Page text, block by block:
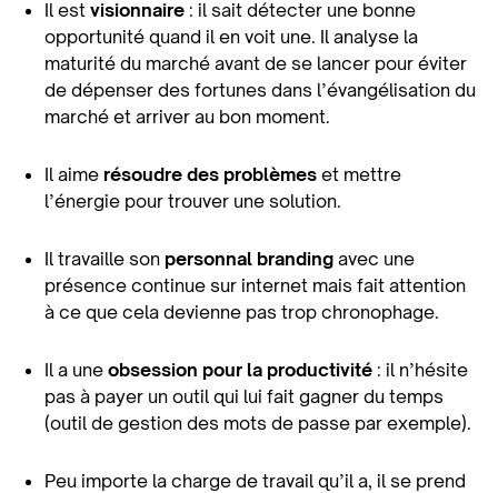
Il est visionnaire : il sait détecter une bonne
opportunité quand il en voit une. Il analyse la
maturité du marché avant de se lancer pour éviter
de dépenser des fortunes dans l’évangélisation du
marché et arriver au bon moment.
Il aime résoudre des problèmes et mettre
l’énergie pour trouver une solution.
Il travaille son personnal branding avec une
présence continue sur internet mais fait attention
à ce que cela devienne pas trop chronophage.
Il a une obsession pour la productivité : il n’hésite
pas à payer un outil qui lui fait gagner du temps
(outil de gestion des mots de passe par exemple).
Peu importe la charge de travail qu’il a, il se prend